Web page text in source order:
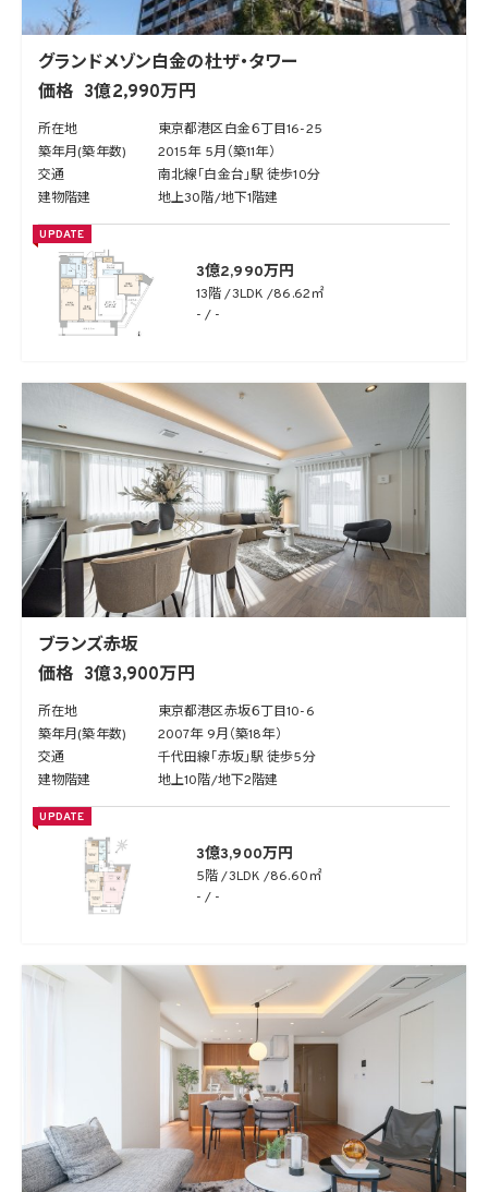
グランドメゾン白金の杜ザ・タワー
価格 3億2,990万円
所在地
東京都港区白金６丁目16-25
築年月(築年数)
2015年 5月（築11年）
交通
南北線「白金台」駅 徒歩10分
建物階建
地上30階/地下1階建
UPDATE
3億2,990万円
13階 3LDK
86.62㎡
- / -
ブランズ赤坂
価格 3億3,900万円
所在地
東京都港区赤坂６丁目10-6
築年月(築年数)
2007年 9月（築18年）
交通
千代田線「赤坂」駅 徒歩5分
建物階建
地上10階/地下2階建
UPDATE
3億3,900万円
5階 3LDK
86.60㎡
- / -